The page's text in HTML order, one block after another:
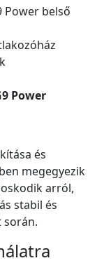
Power belső
Power
és
megegyezik
arról,
stabil és
során.